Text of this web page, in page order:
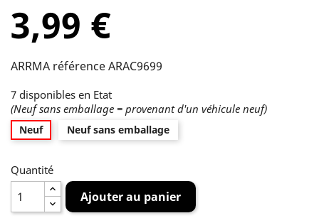
3,99 €
ARRMA référence ARAC9699
7 disponibles en Etat
(Neuf sans emballage = provenant d'un véhicule neuf)
Neuf Neuf sans emballage
Quantité
Ajouter au panier